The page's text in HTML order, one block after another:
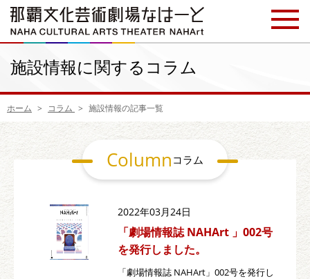
施設情報に関するコラム
ホーム コラム 施設情報の記事一覧
Column コラム
2022年03月24日
「劇場情報誌 NAHArt 」002号
を発行しました。
「劇場情報誌 NAHArt」002号を発行し